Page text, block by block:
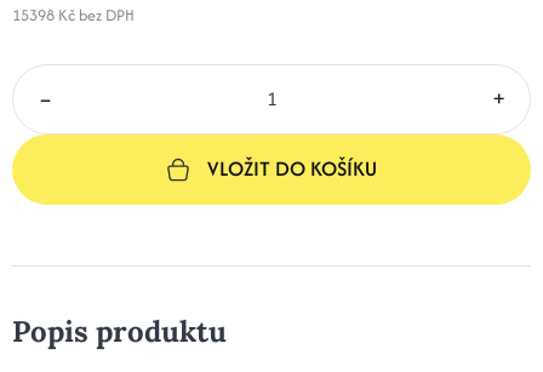
15398 Kč bez DPH
– +
VLOŽIT DO KOŠÍKU
Popis produktu